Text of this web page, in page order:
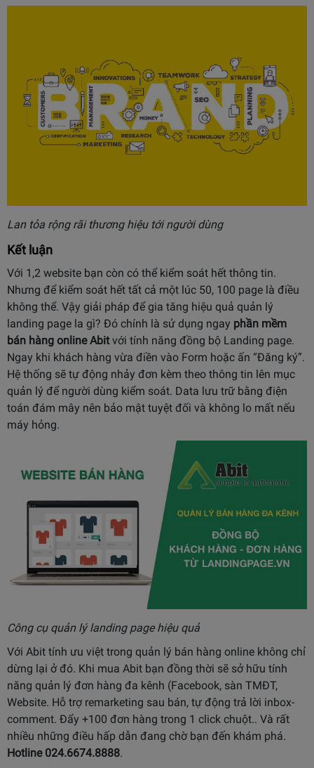
Lan tỏa rộng rãi thương hiệu tới người dùng
Kết luận
Với 1,2 website bạn còn có thể kiểm soát hết thông tin.
Nhưng để kiểm soát hết tất cả một lúc 50, 100 page là điều
không thể. Vậy giải pháp để gia tăng hiệu quả quản lý
landing page la gì? Đó chính là sử dụng ngay phần mềm
bán hàng onlineAbitvới tính năng đồng bộ Landing page.
Ngay khi khách hàng vừa điền vào Form hoặc ấn “Đăng ký”.
Hệ thống sẽ tự động nhảy đơn kèm theo thông tin lên mục
quản lý để người dùng kiểm soát. Data lưu trữ bằng điện
toán đám mây nên bảo mật tuyệt đối và không lo mất nếu
máy hỏng.
Công cụ quản lý landing page hiệu quả
Với Abit tính ưu việt trong quản lý bán hàng online không chỉ
dừng lại ở đó. Khi mua Abit bạn đồng thời sẽ sở hữu tính
năng quản lý đơn hàng đa kênh (Facebook, sàn TMĐT,
Website. Hỗ trợ remarketing sau bán, tự động trả lời inbox-
comment. Đẩy +100 đơn hàng trong 1 click chuột.. Và rất
nhiều những điều hấp dẫn đang chờ bạn đến khám phá.
Hotline 024.6674.8888.